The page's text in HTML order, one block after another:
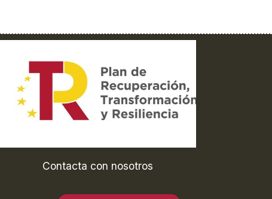
Contacta con nosotros